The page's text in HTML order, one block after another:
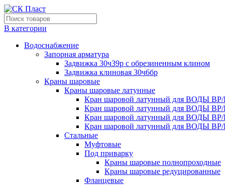
В категории
Водоснабжение
Запорная арматура
Задвижка 30ч39р с обрезиненным клином
Задвижка клиновая 30ч6бр
Краны шаровые
Краны шаровые латунные
Кран шаровой латунный для ВОДЫ
Кран шаровой латунный для ВОДЫ
Кран шаровой латунный для ВОДЫ
Кран шаровой латунный для ВОДЫ
Стальные
Муфтовые
Под приварку
Краны шаровые полнопроходные
Краны шаровые редуцированные
Фланцевые